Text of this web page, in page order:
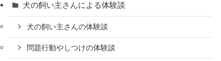
犬の飼い主さんによる体験談
犬の飼い主さんの体験談
問題行動やしつけの体験談